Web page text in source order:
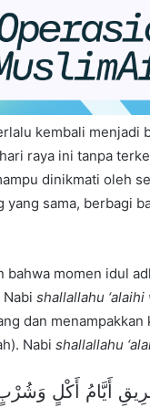
kembali menjadi
raya ini tanpa
dinikmati oleh
sama, berbagi
bahwa momen idul
shallallahu ‘alaihi
dan
Nabi shallallahu
أَيَّامُ أَكْلٍ